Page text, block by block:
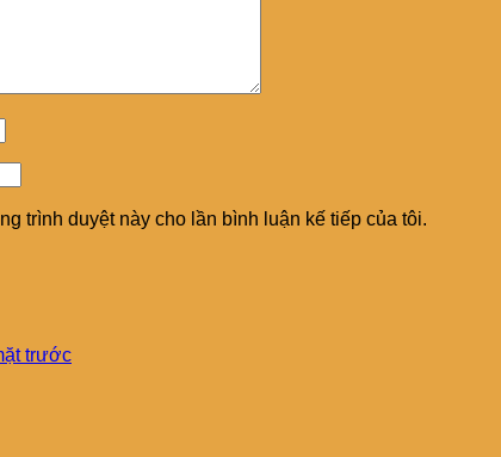
trình duyệt này cho lần bình luận kế tiếp của tôi.